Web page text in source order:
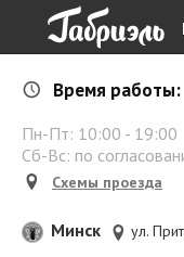
Время работы:
Пн-Пт: 10:00 - 19:00
Сб-Вс: по
Схемы проезда
Минск ул.